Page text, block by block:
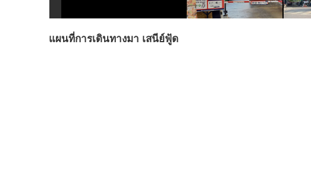
แผนที่การเดินทางมา เสนีย์ฟู้ด